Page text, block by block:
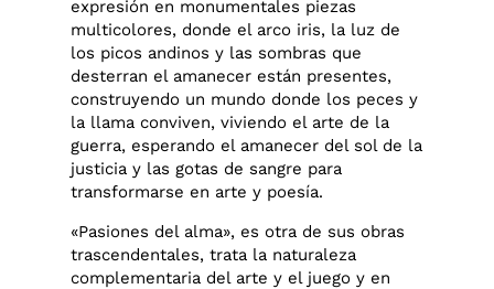
expresión en monumentales piezas
multicolores, donde el arco iris, la luz de
los picos andinos y las sombras que
desterran el amanecer están presentes,
construyendo un mundo donde los peces y
la llama conviven, viviendo el arte de la
guerra, esperando el amanecer del sol de la
justicia y las gotas de sangre para
transformarse en arte y poesía.
«Pasiones del alma», es otra de sus obras
trascendentales, trata la naturaleza
complementaria del arte y el juego y en